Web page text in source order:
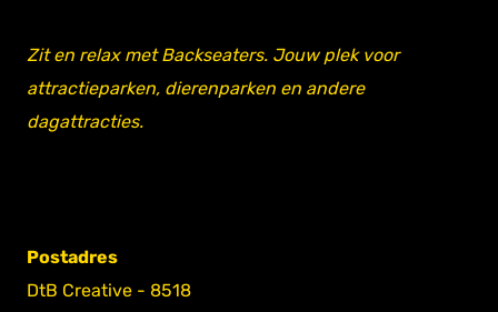
Zit en relax met Backseaters. Jouw plek voor
attractieparken, dierenparken en andere
dagattracties.
Postadres
DtB Creative - 8518